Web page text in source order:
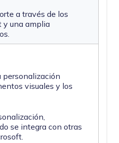
a través de los
y una amplia
personalización
visuales y los
se integra con otras